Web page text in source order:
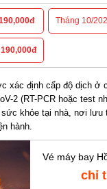
Tháng 10/
định cấp độ dịch ở
2 (RT-PCR hoặc test
khỏe tại nhà, nơi lưu
hành.
Vé máy bay
chỉ